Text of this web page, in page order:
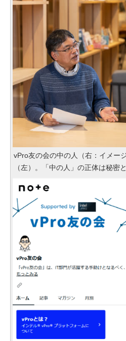
vPro友の会の中の人（右：イメー
（左）。「中の人」の正体は秘密